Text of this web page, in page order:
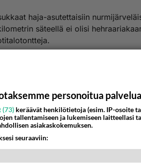
haja-asutettaisiin
säteellä ei olisi
pitäisi päättää suomen
aina ja valitettavasti täällä
voidaan elää ja tulla toimeen. Siinä
jokainen metsän ötökkä
personoitua palvelua
(73) keräävät henkilötietoja (esim. IP-osoite
tallentamiseen ja lukemiseen laitteellasi
asiakaskokemuksen.
seuraaviin: